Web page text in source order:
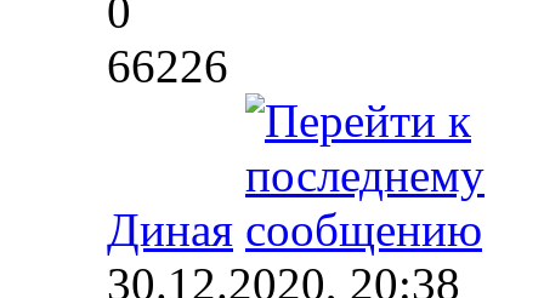
0
66226
Диная
30.12.2020, 20:38